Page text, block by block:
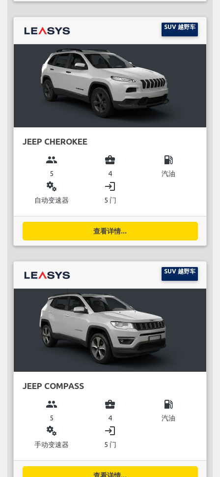
SUV 越野车
JEEP CHEROKEE
group
5
business_center
4
local_gas_station
汽油
miscellaneous_services
自动变速器
login
5 门
查看详情...
SUV 越野车
JEEP COMPASS
group
5
business_center
4
local_gas_station
汽油
miscellaneous_services
手动变速器
login
5 门
查看详情...